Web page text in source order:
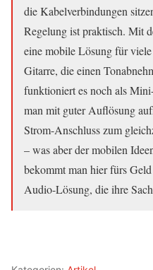
die Kabelverbindungen
Regelung ist praktisch. Mit
eine mobile Lösung für
Gitarre, die einen
funktioniert es noch als
man mit guter Auflösung
Strom-Anschluss zum
– was aber der mobilen
bekommt man hier fürs
Audio-Lösung, die ihre